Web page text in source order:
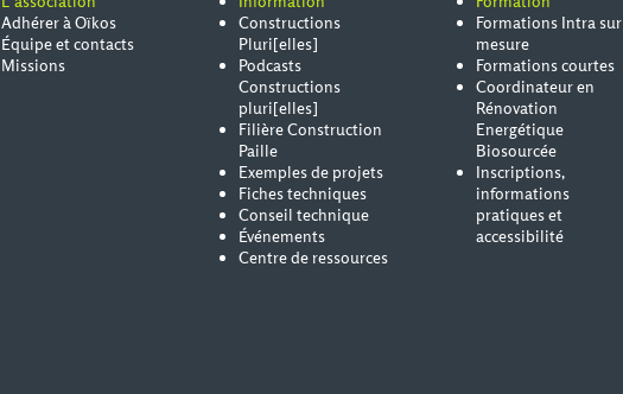
Adhérer à Oïkos
Équipe et contacts
Missions
Constructions
Pluri[elles]
Podcasts
Constructions
pluri[elles]
Filière Construction
Paille
Exemples de projets
Fiches techniques
Conseil technique
Événements
Centre de ressources
Formations Intra sur
mesure
Formations courtes
Coordinateur en
Rénovation
Energétique
Biosourcée
Inscriptions,
informations
pratiques et
accessibilité